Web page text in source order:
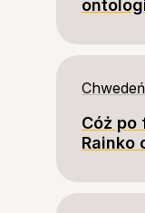
Cóż po
Rainko